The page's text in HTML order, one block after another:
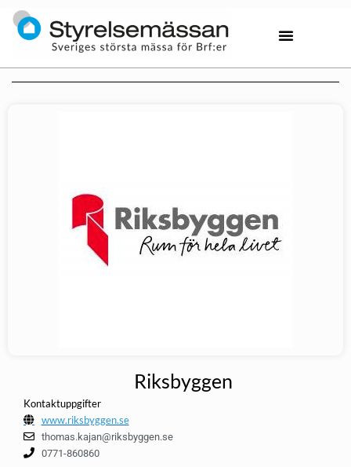
Riksbyggen
Kontaktuppgifter
www.riksbyggen.se
thomas.kajan@riksbyggen.se
0771-860860